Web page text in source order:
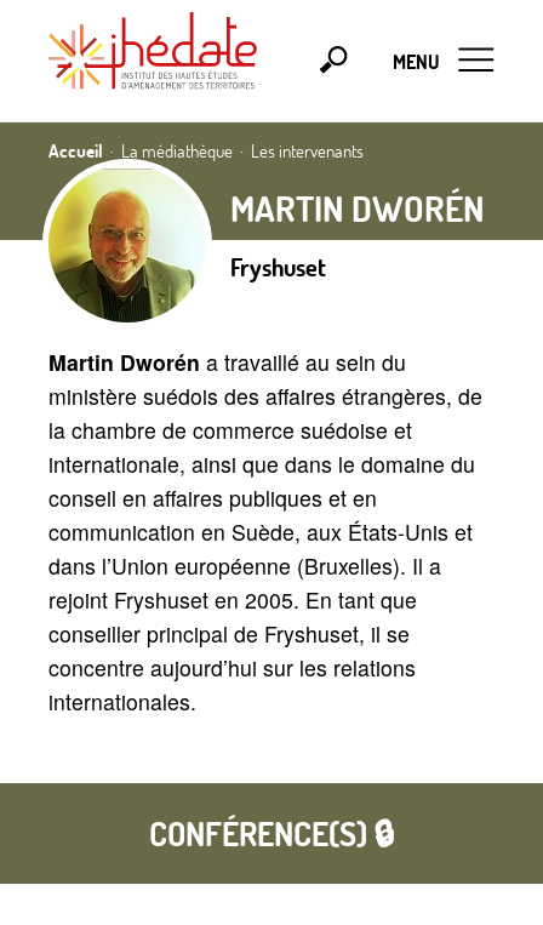
MENU
Accueil La médiathèque Les intervenants
MARTIN DWORÉN
Fryshuset
Martin Dworén a travaillé au sein du
ministère suédois des affaires étrangères, de
la chambre de commerce suédoise et
internationale, ainsi que dans le domaine du
conseil en affaires publiques et en
communication en Suède, aux États-Unis et
dans l’Union européenne (Bruxelles). Il a
rejoint Fryshuset en 2005. En tant que
conseiller principal de Fryshuset, il se
concentre aujourd’hui sur les relations
internationales.
CONFÉRENCE(S) 🔒